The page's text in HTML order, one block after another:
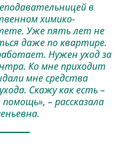
в
химико-
Уже пять лет не
даже по квартире.
Нужен уход за
Ко мне приходит
мне средства
Скажу как есть –
– рассказала